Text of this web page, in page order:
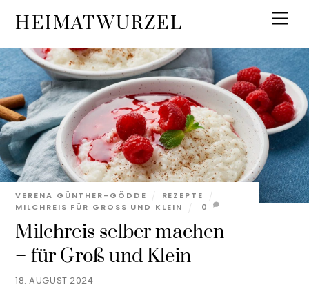
content
HEIMATWURZEL
18. AUGUST 2024
Milchreis selber machen
– für Groß und Klein
VERENA GÜNTHER-GÖDDE
REZEPTE
MILCHREIS FÜR GROSS UND KLEIN
0